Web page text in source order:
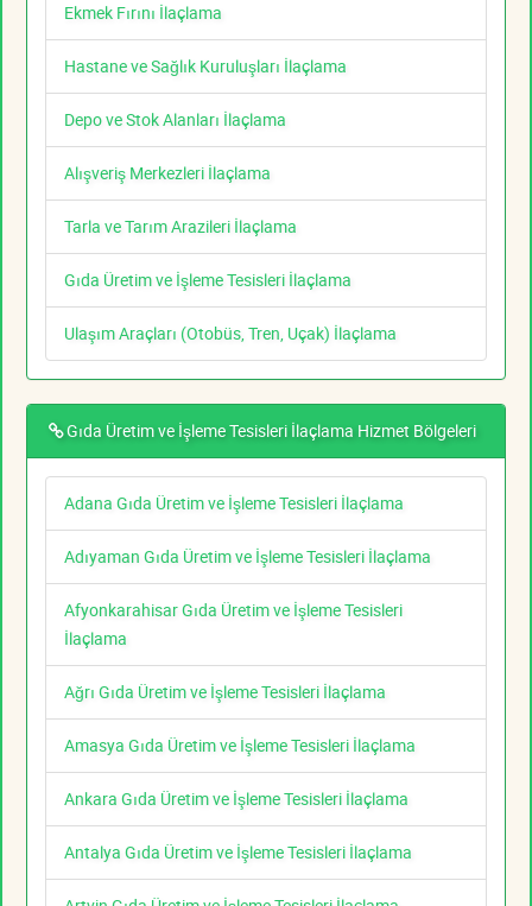
Ekmek Fırını İlaçlama
Hastane ve Sağlık Kuruluşları İlaçlama
Depo ve Stok Alanları İlaçlama
Alışveriş Merkezleri İlaçlama
Tarla ve Tarım Arazileri İlaçlama
Gıda Üretim ve İşleme Tesisleri İlaçlama
Ulaşım Araçları (Otobüs, Tren, Uçak) İlaçlama
Gıda Üretim ve İşleme Tesisleri İlaçlama Hizmet Bölgeleri
Adana Gıda Üretim ve İşleme Tesisleri İlaçlama
Adıyaman Gıda Üretim ve İşleme Tesisleri İlaçlama
Afyonkarahisar Gıda Üretim ve İşleme Tesisleri
İlaçlama
Ağrı Gıda Üretim ve İşleme Tesisleri İlaçlama
Amasya Gıda Üretim ve İşleme Tesisleri İlaçlama
Ankara Gıda Üretim ve İşleme Tesisleri İlaçlama
Antalya Gıda Üretim ve İşleme Tesisleri İlaçlama